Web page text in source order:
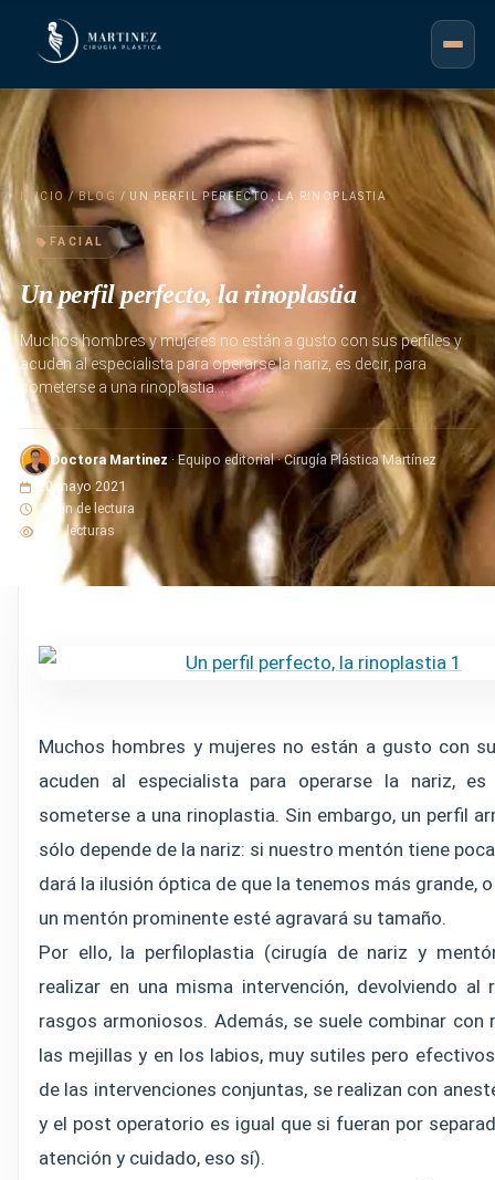
INICIO /BLOG / UN PERFIL PERFECTO, LA RINOPLASTIA
FACIAL
Un perfil perfecto, la rinoplastia
Muchos hombres y mujeres no están a gusto con sus perfiles y
acuden al especialista para operarse la nariz, es decir, para
someterse a una rinoplastia.…
Doctora Martinez · Equipo editorial · Cirugía Plástica Martínez
20 mayo 2021
2 min de lectura
116 lecturas
Muchos hombres y mujeres no están a gusto con
acuden al especialista para operarse la nariz, es
someterse a una rinoplastia. Sin embargo, un perfil
sólo depende de la nariz: si nuestro mentón tiene
dará la ilusión óptica de que la tenemos más grande,
un mentón prominente esté agravará su tamaño.
Por ello, la perfiloplastia (cirugía de nariz y
realizar en una misma intervención, devolviendo al
rasgos armoniosos. Además, se suele combinar con
las mejillas y en los labios, muy sutiles pero
de las intervenciones conjuntas, se realizan con
y el post operatorio es igual que si fueran por
atención y cuidado, eso sí).